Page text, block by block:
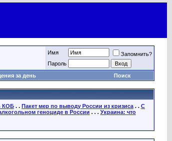
Имя
Запомнить?
Пароль
за день Поиск
КОБ . . Пакет мер по выводу России из кризиса . . С
геноциде в России . . . Украина: что